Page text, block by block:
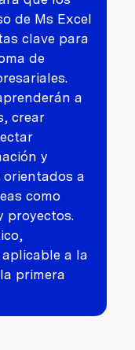
de Ms Excel
clave para
de
a
crear
y
a
como
proyectos.
a la
primera